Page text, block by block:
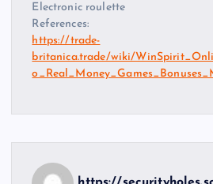
Electronic roulette
References:
https://trade-
britanica.trade/wiki/